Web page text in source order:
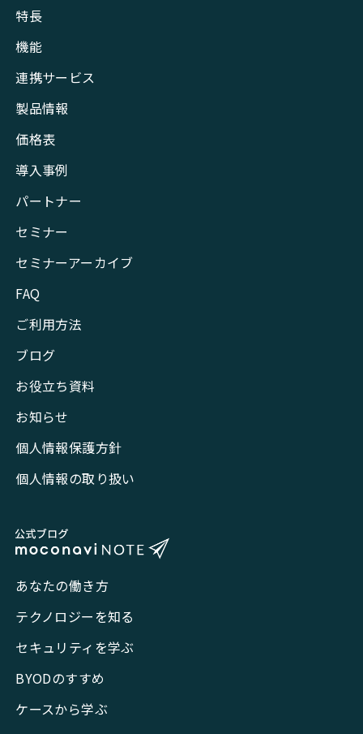
特長
機能
連携サービス
製品情報
価格表
導入事例
パートナー
セミナー
セミナーアーカイブ
FAQ
ご利用方法
ブログ
お役立ち資料
お知らせ
個人情報保護方針
個人情報の取り扱い
あなたの働き方
テクノロジーを知る
セキュリティを学ぶ
BYODのすすめ
ケースから学ぶ